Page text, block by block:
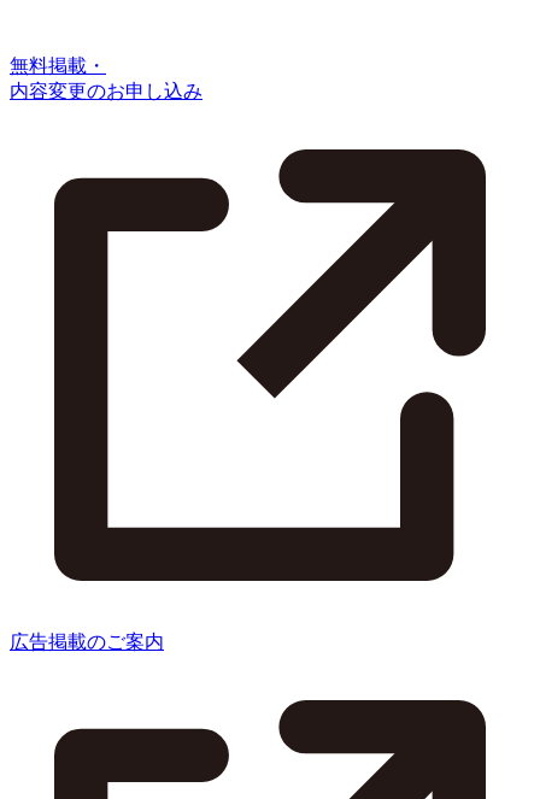
無料掲載・
内容変更のお申し込み
広告掲載のご案内